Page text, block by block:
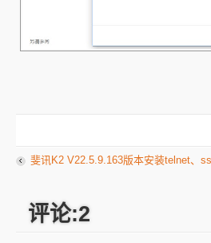
斐讯K2 V22.5.9.163版本安装telnet、
评论:2